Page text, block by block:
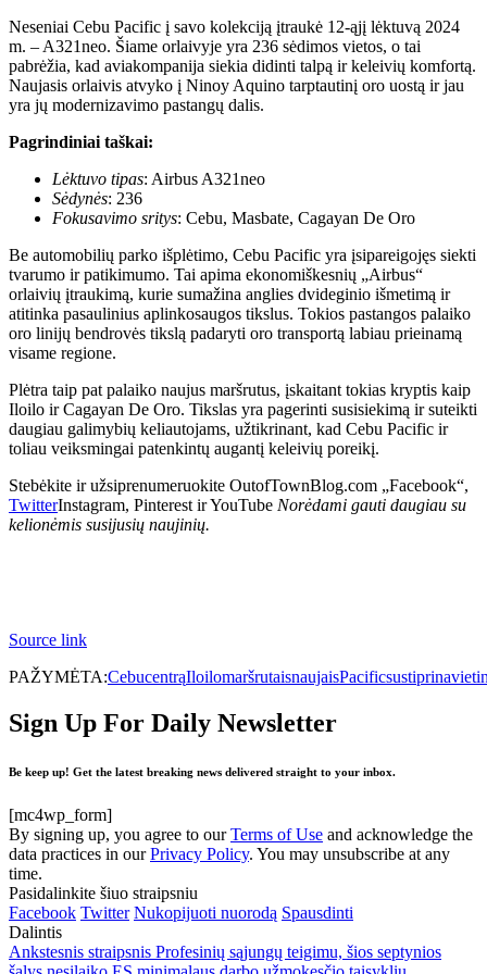
Neseniai Cebu Pacific į savo kolekciją įtraukė 12-ąjį lėktuvą 2024
m. – A321neo. Šiame orlaivyje yra 236 sėdimos vietos, o tai
pabrėžia, kad aviakompanija siekia didinti talpą ir keleivių komfortą.
Naujasis orlaivis atvyko į Ninoy Aquino tarptautinį oro uostą ir jau
yra jų modernizavimo pastangų dalis.
Pagrindiniai taškai:
Lėktuvo tipas: Airbus A321neo
Sėdynės: 236
Fokusavimo sritys: Cebu, Masbate, Cagayan De Oro
Be automobilių parko išplėtimo, Cebu Pacific yra įsipareigojęs siekti
tvarumo ir patikimumo. Tai apima ekonomiškesnių „Airbus“
orlaivių įtraukimą, kurie sumažina anglies dvideginio išmetimą ir
atitinka pasaulinius aplinkosaugos tikslus. Tokios pastangos palaiko
oro linijų bendrovės tikslą padaryti oro transportą labiau prieinamą
visame regione.
Plėtra taip pat palaiko naujus maršrutus, įskaitant tokias kryptis kaip
Iloilo ir Cagayan De Oro. Tikslas yra pagerinti susisiekimą ir suteikti
daugiau galimybių keliautojams, užtikrinant, kad Cebu Pacific ir
toliau veiksmingai patenkintų augantį keleivių poreikį.
Stebėkite ir užsiprenumeruokite OutofTownBlog.com „Facebook“,
TwitterInstagram, Pinterest ir YouTube Norėdami gauti daugiau su
kelionėmis susijusių naujinių.
Source link
PAŽYMĖTA:CebucentrąIloilomaršrutaisnaujaisPacificsustiprina
Sign Up For Daily Newsletter
Be keep up! Get the latest breaking news delivered straight to your inbox.
[mc4wp_form]
By signing up, you agree to ourTerms of Use and acknowledge the
data practices in ourPrivacy Policy. You may unsubscribe at any
time.
Pasidalinkite šiuo straipsniu
Facebook Twitter Nukopijuoti nuorodą Spausdinti
Dalintis
Ankstesnis straipsnis Profesinių sąjungų teigimu, šios septynios